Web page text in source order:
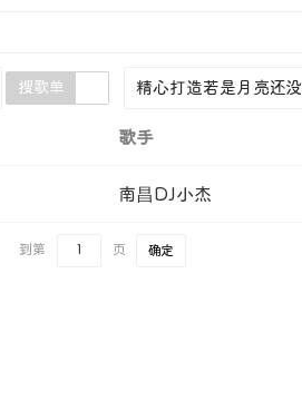
搜歌单
歌手
南昌DJ小杰
到第 页 确定